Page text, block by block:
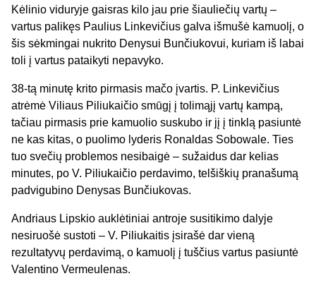
Kėlinio viduryje gaisras kilo jau prie šiauliečių vartų –
vartus palikęs Paulius Linkevičius galva išmušė kamuolį, o
šis sėkmingai nukrito Denysui Bunčiukovui, kuriam iš labai
toli į vartus pataikyti nepavyko.
38-tą minutę krito pirmasis mačo įvartis. P. Linkevičius
atrėmė Viliaus Piliukaičio smūgį į tolimąjį vartų kampą,
tačiau pirmasis prie kamuolio suskubo ir jį į tinklą pasiuntė
ne kas kitas, o puolimo lyderis Ronaldas Sobowale. Ties
tuo svečių problemos nesibaigė – sužaidus dar kelias
minutes, po V. Piliukaičio perdavimo, telšiškių pranašumą
padvigubino Denysas Bunčiukovas.
Andriaus Lipskio auklėtiniai antroje susitikimo dalyje
nesiruošė sustoti – V. Piliukaitis įsirašė dar vieną
rezultatyvų perdavimą, o kamuolį į tuščius vartus pasiuntė
Valentino Vermeulenas.